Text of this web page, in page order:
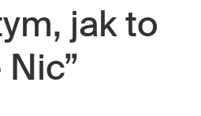
jak to